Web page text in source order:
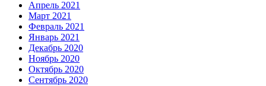
Апрель 2021
Март 2021
Февраль 2021
Январь 2021
Декабрь 2020
Ноябрь 2020
Октябрь 2020
Сентябрь 2020